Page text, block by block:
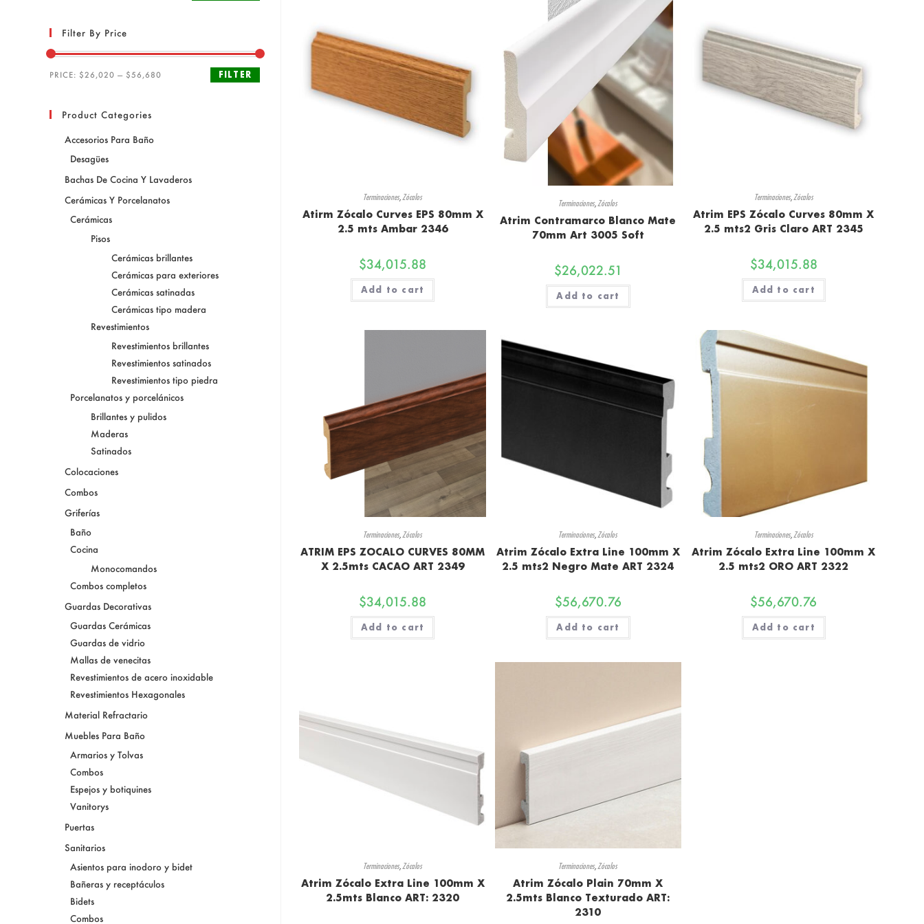
Filter By Price
FILTER
PRICE: $26,020 — $56,680
Product Categories
Accesorios Para Baño
Desagües
Bachas De Cocina Y Lavaderos
Cerámicas Y Porcelanatos
Cerámicas
Pisos
Cerámicas brillantes
Cerámicas para exteriores
Cerámicas satinadas
Cerámicas tipo madera
Revestimientos
Revestimientos brillantes
Revestimientos satinados
Revestimientos tipo piedra
Porcelanatos y porcelánicos
Brillantes y pulidos
Maderas
Satinados
Colocaciones
Combos
Griferías
Baño
Cocina
Monocomandos
Combos completos
Guardas Decorativas
Guardas Cerámicas
Guardas de vidrio
Mallas de venecitas
Revestimientos de acero inoxidable
Revestimientos Hexagonales
Material Refractario
Muebles Para Baño
Armarios y Tolvas
Combos
Espejos y botiquines
Vanitorys
Puertas
Sanitarios
Asientos para inodoro y bidet
Bañeras y receptáculos
Bidets
Combos
Terminaciones, Zócalos
Atirm Zócalo Curves EPS 80mm X
2.5 mts Ambar 2346
$34,015.88
Add to cart
Terminaciones, Zócalos
Atrim Contramarco Blanco Mate
70mm Art 3005 Soft
$26,022.51
Add to cart
Terminaciones, Zócalos
Atrim EPS Zócalo Curves 80mm X
2.5 mts2 Gris Claro ART 2345
$34,015.88
Add to cart
Terminaciones,Zócalos
ATRIM EPS ZOCALO CURVES 80MM
X 2.5mts CACAO ART 2349
$34,015.88
Add to cart
Terminaciones,Zócalos
Atrim Zócalo Extra Line 100mm X
2.5 mts2 Negro Mate ART 2324
$56,670.76
Add to cart
Terminaciones,Zócalos
Atrim Zócalo Extra Line 100mm X
2.5 mts2 ORO ART 2322
$56,670.76
Add to cart
Terminaciones,Zócalos
Atrim Zócalo Extra Line 100mm X
2.5mts Blanco ART: 2320
Terminaciones,Zócalos
Atrim Zócalo Plain 70mm X
2.5mts Blanco Texturado ART:
2310